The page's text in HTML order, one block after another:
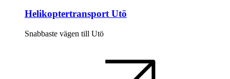
Helikoptertransport Utö
Snabbaste vägen till Utö